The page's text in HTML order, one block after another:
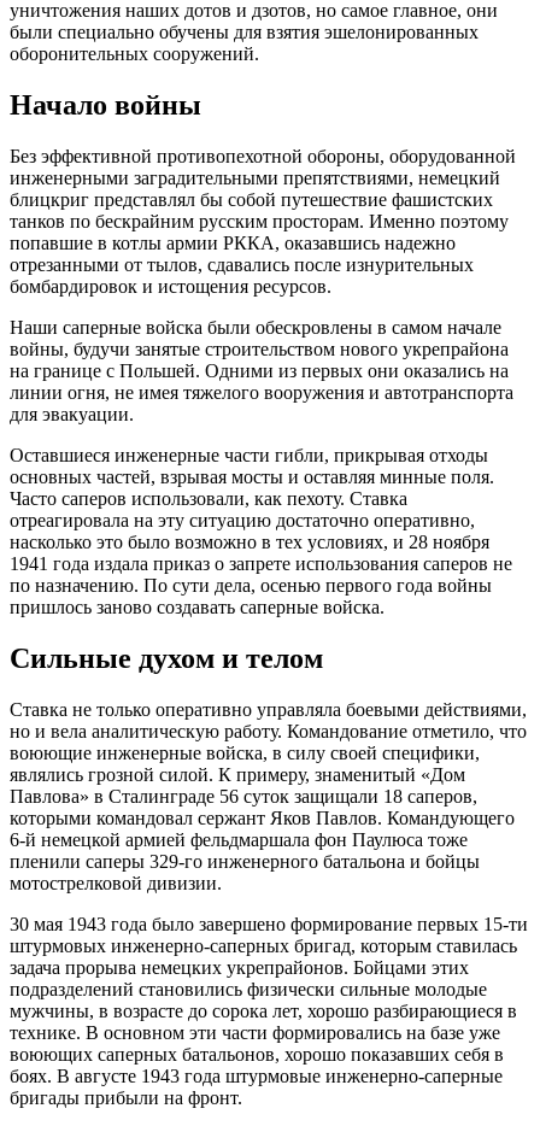
уничтожения наших дотов и дзотов, но самое главное, они
были специально обучены для взятия эшелонированных
оборонительных сооружений.
Начало войны
Без эффективной противопехотной обороны, оборудованной
инженерными заградительными препятствиями, немецкий
блицкриг представлял бы собой путешествие фашистских
танков по бескрайним русским просторам. Именно поэтому
попавшие в котлы армии РККА, оказавшись надежно
отрезанными от тылов, сдавались после изнурительных
бомбардировок и истощения ресурсов.
Наши саперные войска были обескровлены в самом начале
войны, будучи занятые строительством нового укрепрайона
на границе с Польшей. Одними из первых они оказались на
линии огня, не имея тяжелого вооружения и автотранспорта
для эвакуации.
Оставшиеся инженерные части гибли, прикрывая отходы
основных частей, взрывая мосты и оставляя минные поля.
Часто саперов использовали, как пехоту. Ставка
отреагировала на эту ситуацию достаточно оперативно,
насколько это было возможно в тех условиях, и 28 ноября
1941 года издала приказ о запрете использования саперов не
по назначению. По сути дела, осенью первого года войны
пришлось заново создавать саперные войска.
Сильные духом и телом
Ставка не только оперативно управляла боевыми действиями,
но и вела аналитическую работу. Командование отметило, что
воюющие инженерные войска, в силу своей специфики,
являлись грозной силой. К примеру, знаменитый «Дом
Павлова» в Сталинграде 56 суток защищали 18 саперов,
которыми командовал сержант Яков Павлов. Командующего
6-й немецкой армией фельдмаршала фон Паулюса тоже
пленили саперы 329-го инженерного батальона и бойцы
мотострелковой дивизии.
30 мая 1943 года было завершено формирование первых 15-ти
штурмовых инженерно-саперных бригад, которым ставилась
задача прорыва немецких укрепрайонов. Бойцами этих
подразделений становились физически сильные молодые
мужчины, в возрасте до сорока лет, хорошо разбирающиеся в
технике. В основном эти части формировались на базе уже
воюющих саперных батальонов, хорошо показавших себя в
боях. В августе 1943 года штурмовые инженерно-саперные
бригады прибыли на фронт.